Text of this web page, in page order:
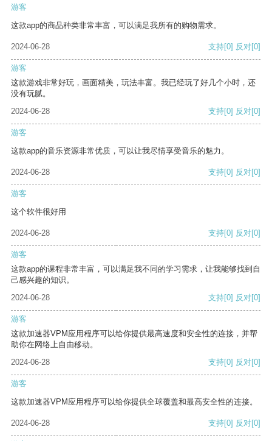
游客
这款app的商品种类非常丰富，可以满足我所有的购物需求。
2024-06-28 支持[0] 反对[0]
游客
这款游戏非常好玩，画面精美，玩法丰富。我已经玩了好几个小时，还
没有玩腻。
2024-06-28
支持[0] 反对[0]
游客
这款app的音乐资源非常优质，可以让我尽情享受音乐的魅力。
2024-06-28 支持[0] 反对[0]
游客
这个软件很好用
2024-06-28 支持[0] 反对[0]
游客
这款app的课程非常丰富，可以满足我不同的学习需求，让我能够找到自
己感兴趣的知识。
2024-06-28
支持[0] 反对[0]
游客
这款加速器VPM应用程序可以给你提供最高速度和安全性的连接，并帮
助你在网络上自由移动。
2024-06-28
支持[0] 反对[0]
游客
这款加速器VPM应用程序可以给你提供全球覆盖和最高安全性的连接。
2024-06-28 支持[0] 反对[0]